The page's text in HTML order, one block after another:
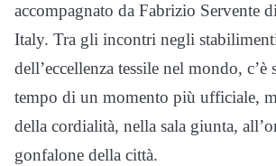
accompagnato da Fabrizio Servente
Italy. Tra gli incontri negli
dell’eccellenza tessile nel mondo, c’è
tempo di un momento più ufficiale,
della cordialità, nella sala giunta,
gonfalone della città.